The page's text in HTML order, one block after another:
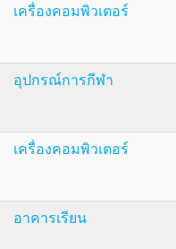
เครื่องคอมพิวเตอร์
อุปกรณ์การกีฬา
เครื่องคอมพิวเตอร์
อาคารเรียน